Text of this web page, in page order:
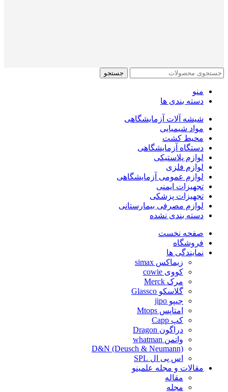
جستجو
منو
دسته بندی ها
شیشه آلات آزمایشگاهی
مواد شیمیایی
محیط کشت
دستگاه آزمایشگاهی
لوازم پلاستیکی
لوازم فلزی
لوازم عمومی آزمایشگاهی
تجهیزات ایمنی
تجهیزات پزشکی
لوازم مصرفی بیمارستانی
دسته بندی نشده
صفحه نخست
فروشگاه
نمایندگی ها
زیماکس simax
کووی cowie
مرک Merck
گلاسکو Glassco
جیپو jipo
امتاپس Mtops
کپ Capp
دراگون Dragon
واتمن whatman
D&N (Deusch & Neumann)
اس پی ال SPL
مقالات و مجله علمینو
مقاله
مجله